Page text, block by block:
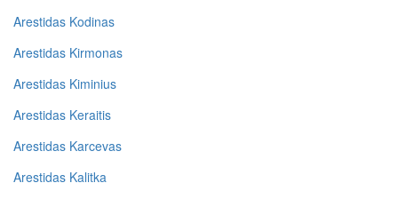
Arestidas Kodinas
Arestidas Kirmonas
Arestidas Kiminius
Arestidas Keraitis
Arestidas Karcevas
Arestidas Kalitka